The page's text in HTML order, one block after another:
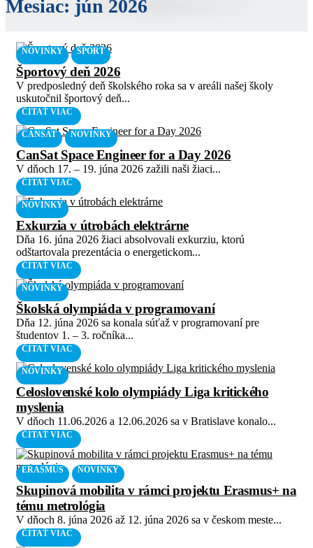
Mesiac: jún 2026
NOVINKY ŠPORT
Športový deň 2026
V predposledný deň školského roka sa v areáli našej školy
uskutočnil športový deň...
ČÍTAŤ VIAC
CANSAT NOVINKY
CanSat Space Engineer for a Day 2026
V dňoch 17. – 19. júna 2026 zažili naši žiaci...
ČÍTAŤ VIAC
NOVINKY
Exkurzia v útrobách elektrárne
Dňa 16. júna 2026 žiaci absolvovali exkurziu, ktorú
odštartovala prezentácia o energetickom...
ČÍTAŤ VIAC
NOVINKY
Školská olympiáda v programovaní
Dňa 12. júna 2026 sa konala súťaž v programovaní pre
študentov 1. – 3. ročníka...
ČÍTAŤ VIAC
NOVINKY
Celoslovenské kolo olympiády Liga kritického
myslenia
V dňoch 11.06.2026 a 12.06.2026 sa v Bratislave konalo...
ČÍTAŤ VIAC
ERASMUS NOVINKY
Skupinová mobilita v rámci projektu Erasmus+ na
tému metrológia
V dňoch 8. júna 2026 až 12. júna 2026 sa v českom meste...
ČÍTAŤ VIAC